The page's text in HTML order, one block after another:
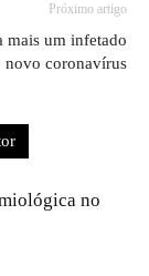
Próximo artigo
mais um infetado
novo coronavírus
no